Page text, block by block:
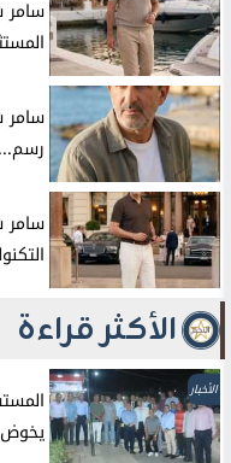
سامر
سامر
رسم...
سامر
الأكثر قراءة
الأخبار